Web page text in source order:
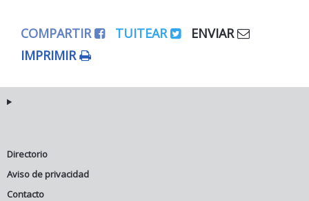
COMPARTIR TUITEAR
ENVIAR
IMPRIMIR
Directorio
Aviso de privacidad
Contacto